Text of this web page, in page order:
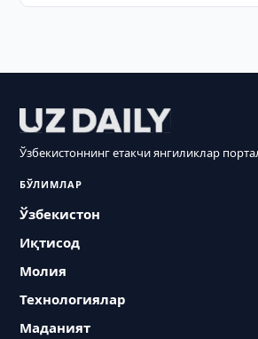
Ўзбекистоннинг етакчи янгиликлар
БЎЛИМЛАР
Ўзбекистон
Иқтисод
Молия
Технологиялар
Маданият